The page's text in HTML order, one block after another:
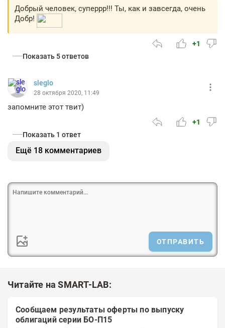
Добрый человек, суперрр!!! Ты, как и завсегда, очень
Добр!
+1
Показать 5 ответов
sleglo
28 октября 2020, 11:49
запомните этот твит)
+1
Показать 1 ответ
Ещё 18 комментариев
ОТПРАВИТЬ
Читайте на SMART-LAB:
Сообщаем результаты оферты по выпуску
облигаций серии БО-П15